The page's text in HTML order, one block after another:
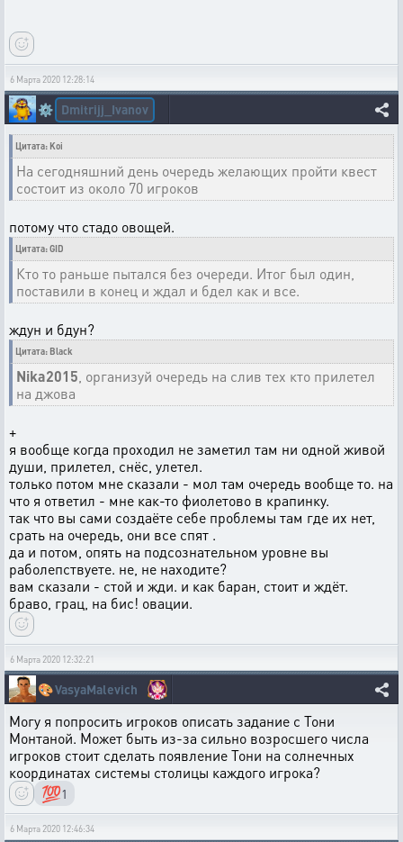
6 Марта 2020 12:28:14
⚙️ Dmitrijj_Ivanov
Цитата: Koi
На сегодняшний день очередь желающих пройти квест
состоит из около 70 игроков
потому что стадо овощей.
Цитата: GID
Кто то раньше пытался без очереди. Итог был один,
поставили в конец и ждал и бдел как и все.
ждун и бдун?
Цитата: Black
Nika2015 , организуй очередь на слив тех кто прилетел
на джова
+
я вообще когда проходил не заметил там ни одной живой
души, прилетел, снёс, улетел.
только потом мне сказали - мол там очередь вообще то. на
что я ответил - мне как-то фиолетово в крапинку.
так что вы сами создаёте себе проблемы там где их нет,
срать на очередь, они все спят .
да и потом, опять на подсознательном уровне вы
раболепствуете. не, не находите?
вам сказали - стой и жди. и как баран, стоит и ждёт.
браво, грац, на бис! овации.
6 Марта 2020 12:32:21
🎨VasyaMalevich
Могу я попросить игроков описать задание с Тони
Монтаной. Может быть из-за сильно возросшего числа
игроков стоит сделать появление Тони на солнечных
координатах системы столицы каждого игрока?
💯1
6 Марта 2020 12:46:34